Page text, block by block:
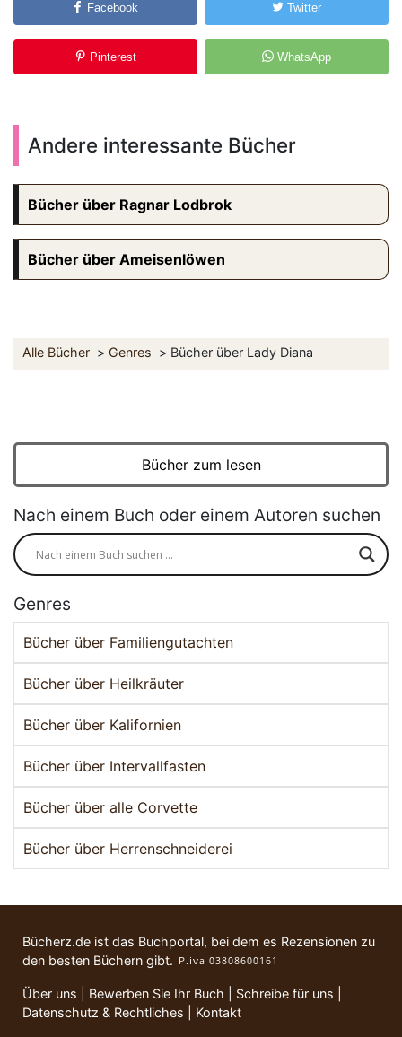
Facebook Twitter
Pinterest WhatsApp
Andere interessante Bücher
Bücher über Ragnar Lodbrok
Bücher über Ameisenlöwen
Alle Bücher Genres Bücher über Lady Diana
Bücher zum lesen
Nach einem Buch oder einem Autoren suchen
Genres
Bücher über Familiengutachten
Bücher über Heilkräuter
Bücher über Kalifornien
Bücher über Intervallfasten
Bücher über alle Corvette
Bücher über Herrenschneiderei
Bücherz.de ist das Buchportal, bei dem es Rezensionen zu
den besten Büchern gibt.
Über uns Bewerben Sie Ihr Buch Schreibe für uns
Datenschutz & Rechtliches
Kontakt